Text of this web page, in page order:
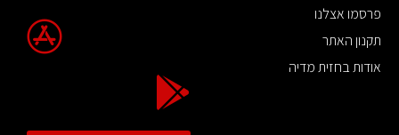
פרסמו אצלנו
תקנון האתר
אודות בחזית מדיה